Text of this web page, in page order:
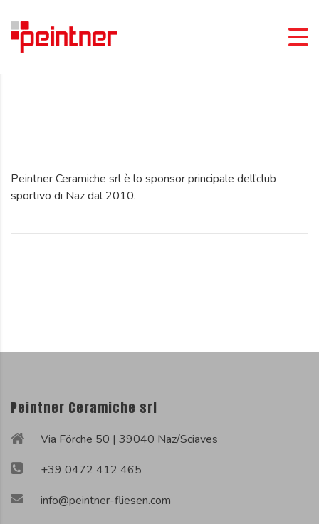
Peintner Ceramiche srl è lo sponsor principale dell’club
sportivo di Naz dal 2010.
Peintner Ceramiche srl
Via Förche 50 | 39040 Naz/Sciaves
+39 0472 412 465
info@peintner-fliesen.com